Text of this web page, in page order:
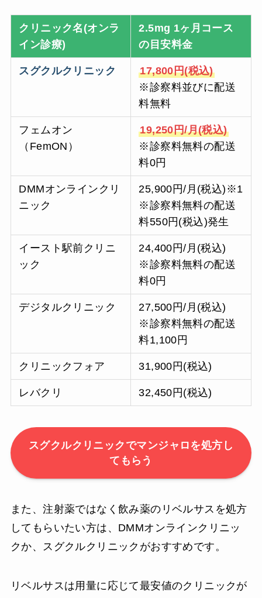
クリニック名(オンラ
イン診療)
2.5mg 1ヶ月コース
の目安料金
スグクルクリニック
17,800円(税込)
※診察料並びに配送
料無料
フェムオン
（FemON）
19,250円/月(税込)
※診察料無料の配送
料0円
DMMオンラインクリ
ニック
25,900円/月(税込)※1
※診察料無料の配送
料550円(税込)発生
イースト駅前クリニ
ック
24,400円/月(税込)
※診察料無料の配送
料0円
デジタルクリニック
27,500円/月(税込)
※診察料無料の配送
料1,100円
クリニックフォア 31,900円(税込)
レバクリ 32,450円(税込)
スグクルクリニックでマンジャロを処方し
てもらう
また、注射薬ではなく飲み薬のリベルサスを処方
してもらいたい方は、DMMオンラインクリニッ
クか、スグクルクリニックがおすすめです。
リベルサスは用量に応じて最安値のクリニックが